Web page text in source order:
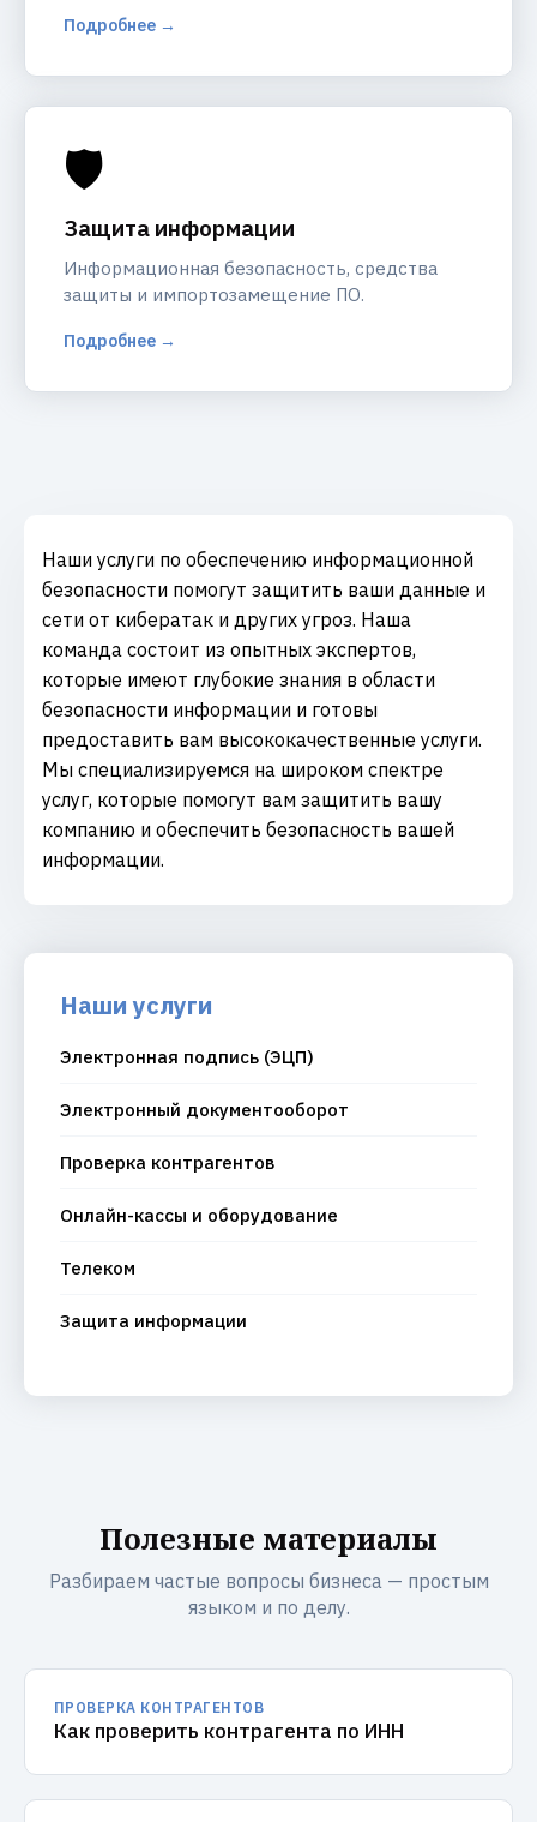
Подробнее →
🛡️
Защита информации
Информационная безопасность, средства
защиты и импортозамещение ПО.
Подробнее →
Наши услуги по обеспечению информационной
безопасности помогут защитить ваши данные и
сети от кибератак и других угроз. Наша
команда состоит из опытных экспертов,
которые имеют глубокие знания в области
безопасности информации и готовы
предоставить вам высококачественные услуги.
Мы специализируемся на широком спектре
услуг, которые помогут вам защитить вашу
компанию и обеспечить безопасность вашей
информации.
Наши услуги
Электронная подпись (ЭЦП)
Электронный документооборот
Проверка контрагентов
Онлайн-кассы и оборудование
Телеком
Защита информации
Полезные материалы
Разбираем частые вопросы бизнеса — простым
языком и по делу.
ПРОВЕРКА КОНТРАГЕНТОВ
Как проверить контрагента по ИНН